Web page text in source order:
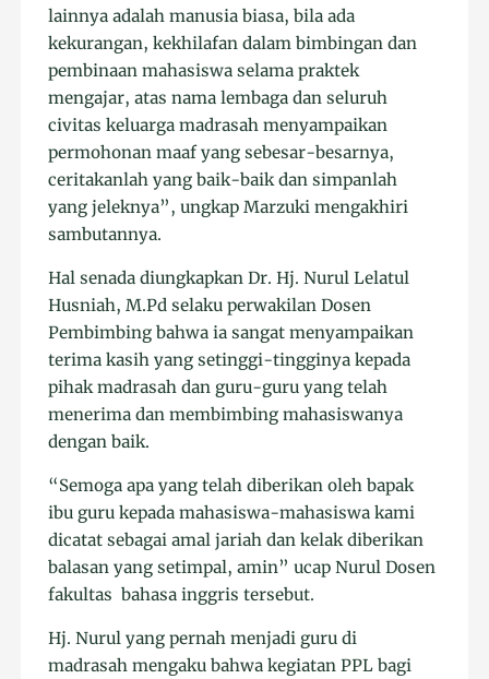
lainnya adalah manusia biasa, bila ada
kekurangan, kekhilafan dalam bimbingan dan
pembinaan mahasiswa selama praktek
mengajar, atas nama lembaga dan seluruh
civitas keluarga madrasah menyampaikan
permohonan maaf yang sebesar-besarnya,
ceritakanlah yang baik-baik dan simpanlah
yang jeleknya”, ungkap Marzuki mengakhiri
sambutannya.
Hal senada diungkapkan Dr. Hj. Nurul Lelatul
Husniah, M.Pd selaku perwakilan Dosen
Pembimbing bahwa ia sangat menyampaikan
terima kasih yang setinggi-tingginya kepada
pihak madrasah dan guru-guru yang telah
menerima dan membimbing mahasiswanya
dengan baik.
“Semoga apa yang telah diberikan oleh bapak
ibu guru kepada mahasiswa-mahasiswa kami
dicatat sebagai amal jariah dan kelak diberikan
balasan yang setimpal, amin” ucap Nurul Dosen
fakultas bahasa inggris tersebut.
Hj. Nurul yang pernah menjadi guru di
madrasah mengaku bahwa kegiatan PPL bagi